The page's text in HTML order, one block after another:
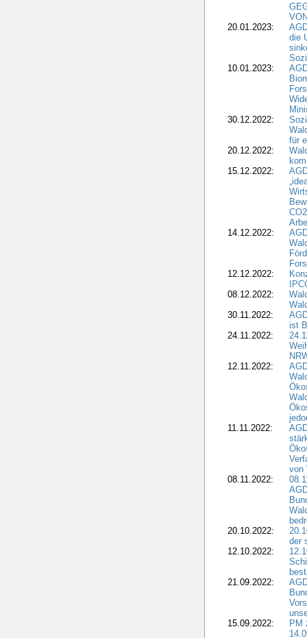
20.01.2023:
die
10.01.2023:
30.12.2022:
für
20.12.2022:
15.12.2022:
14.12.2022:
12.12.2022:
08.12.2022:
30.11.2022:
ist
24.11.2022:
12.11.2022:
11.11.2022:
von
08.11.2022:
20.10.2022:
der
12.10.2022:
21.09.2022:
15.09.2022:
PM